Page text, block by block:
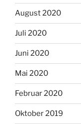
August 2020
Juli 2020
Juni 2020
Mai 2020
Februar 2020
Oktober 2019